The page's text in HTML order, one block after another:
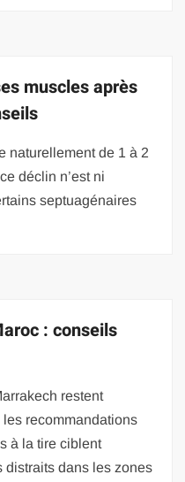
muscles après
naturellement de 1 à 2
déclin n’est ni
septuagénaires
: conseils
restent
recommandations
à la tire ciblent
distraits dans les zones